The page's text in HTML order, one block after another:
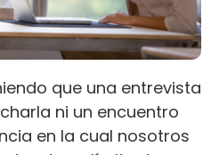
que una entrevista
ni un encuentro
en la cual nosotros